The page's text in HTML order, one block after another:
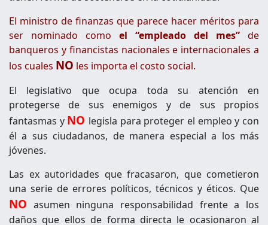
El ministro de finanzas que parece hacer méritos para
ser nominado como el “empleado del mes” de
banqueros y financistas nacionales e internacionales a
los cuales NO les importa el costo social.
El legislativo que ocupa toda su atención en
protegerse de sus enemigos y de sus propios
fantasmas y NO legisla para proteger el empleo y con
él a sus ciudadanos, de manera especial a los más
jóvenes.
Las ex autoridades que fracasaron, que cometieron
una serie de errores políticos, técnicos y éticos. Que
NO asumen ninguna responsabilidad frente a los
daños que ellos de forma directa le ocasionaron al